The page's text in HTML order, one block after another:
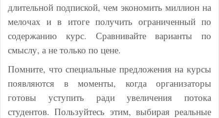
длительной подпиской, чем экономить миллион на
мелочах и в итоге получить ограниченный по
содержанию курс. Сравнивайте варианты по
смыслу, а не только по цене.
Помните, что специальные предложения на курсы
появляются в моменты, когда организаторы
готовы уступить ради увеличения потока
студентов. Пользуйтесь этим, выбирая реальные